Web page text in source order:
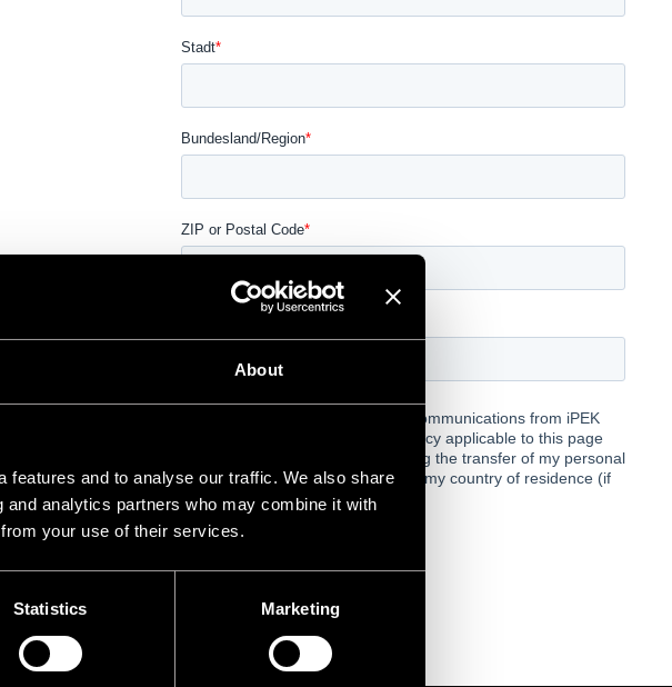
About
features and to analyse our traffic. We also share
analytics partners who may combine it with
your use of their services.
Statistics Marketing